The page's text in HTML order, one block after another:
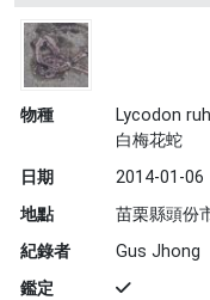
物種
Lycodon
白梅花蛇
日期
2014-01-06
地點
苗栗縣頭份
紀錄者
Gus Jhong
鑑定